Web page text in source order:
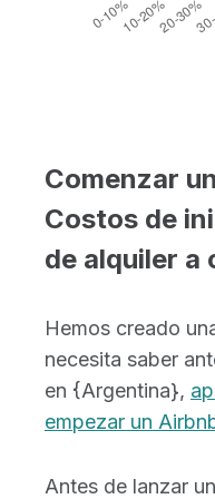
Comenzar
Costos de
de alquiler a
Hemos creado
necesita saber
en {Argentina},
empezar un
Antes de lanzar